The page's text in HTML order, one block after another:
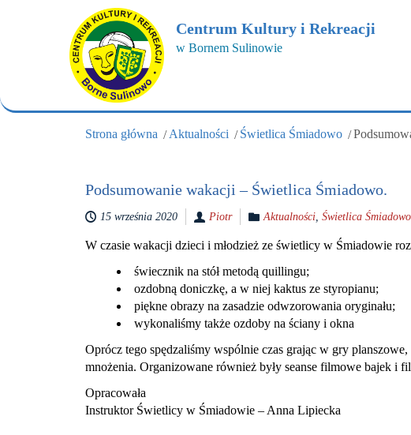
Centrum Kultury i Rekreacji
w Bornem Sulinowie
Strona główna Aktualności Świetlica Śmiadowo
Podsumowanie wakacji – Świetlica Śmiadowo.
15 września 2020 Piotr Aktualności, Świetlica Śmiadowo
W czasie wakacji dzieci i młodzież ze świetlicy w Śmiadowie
świecznik na stół metodą quillingu;
ozdobną doniczkę, a w niej kaktus ze styropianu;
piękne obrazy na zasadzie odwzorowania oryginału;
wykonaliśmy także ozdoby na ściany i okna
Oprócz tego spędzaliśmy wspólnie czas grając w gry
mnożenia. Organizowane również były seanse filmowe bajek i
Opracowała
Instruktor Świetlicy w Śmiadowie – Anna Lipiecka